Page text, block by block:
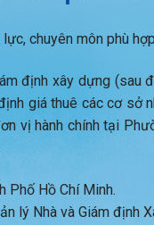
chuyên môn phù hợp
định xây dựng
giá thuê các cơ
vị hành chính tại
Phố Hồ Chí Minh.
lý Nhà và Giám định